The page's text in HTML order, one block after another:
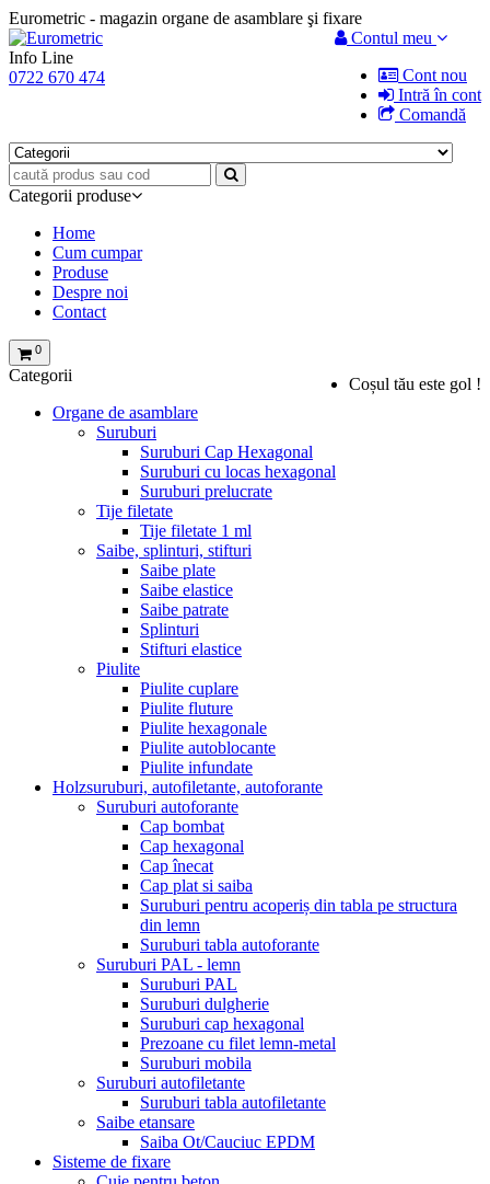
Eurometric - magazin organe de asamblare şi fixare
Contul meu
Cont nou
Intră în cont
Comandă
Info Line
0722 670 474
Categorii produse
Home
Cum cumpar
Produse
Despre noi
Contact
0
Coșul tău este gol !
Categorii
Organe de asamblare
Suruburi
Suruburi Cap Hexagonal
Suruburi cu locas hexagonal
Suruburi prelucrate
Tije filetate
Tije filetate 1 ml
Saibe, splinturi, stifturi
Saibe plate
Saibe elastice
Saibe patrate
Splinturi
Stifturi elastice
Piulite
Piulite cuplare
Piulite fluture
Piulite hexagonale
Piulite autoblocante
Piulite infundate
Holzsuruburi, autofiletante, autoforante
Suruburi autoforante
Cap bombat
Cap hexagonal
Cap înecat
Cap plat si saiba
Suruburi pentru acoperiș din tabla pe structura
din lemn
Suruburi tabla autoforante
Suruburi PAL - lemn
Suruburi PAL
Suruburi dulgherie
Suruburi cap hexagonal
Prezoane cu filet lemn-metal
Suruburi mobila
Suruburi autofiletante
Suruburi tabla autofiletante
Saibe etansare
Saiba Ot/Cauciuc EPDM
Sisteme de fixare